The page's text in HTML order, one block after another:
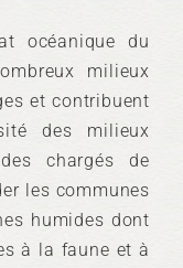
océanique du
milieux
et contribuent
des milieux
chargés de
les communes
humides dont
à la faune et à